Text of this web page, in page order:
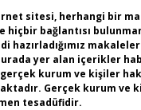
sitesi, herhangi bir
hiçbir bağlantısı
hazırladığımız makaleler
yer alan içerikler
kurum ve kişiler
Gerçek kurum ve
tesadüfidir.